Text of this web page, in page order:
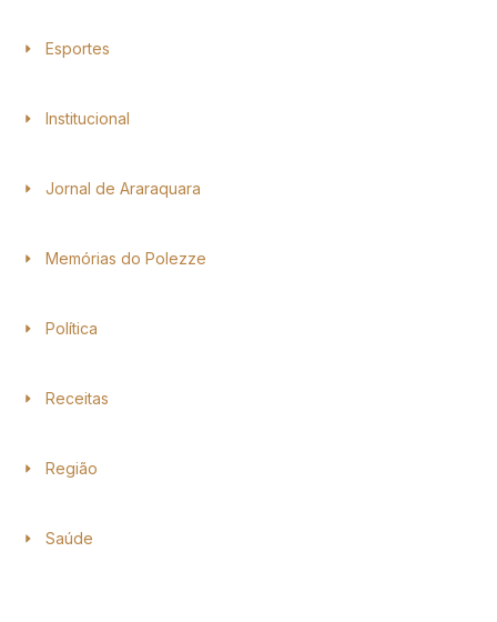
Esportes
Institucional
Jornal de Araraquara
Memórias do Polezze
Política
Receitas
Região
Saúde